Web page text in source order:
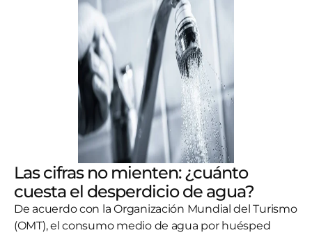
Las cifras no mienten: ¿cuánto
cuesta el desperdicio de agua?
De acuerdo con la Organización Mundial del Turismo
(OMT), el consumo medio de agua por huésped